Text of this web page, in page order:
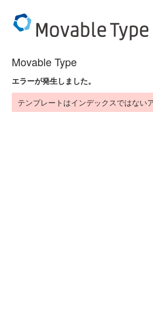
Movable Type
エラーが発生しました。
テンプレートはインデックスではない